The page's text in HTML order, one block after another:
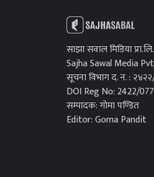
साझा सवाल मिडिया प्रा.लि.
Sajha Sawal Media
सूचना विभाग द. न. :
DOI Reg No: 2422/
सम्पादक: गोमा पण्डित
Editor: Goma Pandit